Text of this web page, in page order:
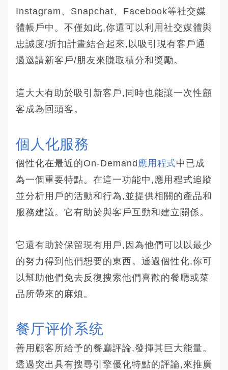
Instagram、Snapchat、Facebook等社交媒
體帳戶中。不僅如此,你還可以利用社交媒體與
忠誠度/折扣計畫結合起來,以吸引現有客戶通
過邀請新客戶/朋友來賺取積分和獎勵。
這大大有助於吸引新客戶,同時也能讓一次性顧
客成為回頭客。
個人化服務
個性化在最近的On-Demand 應用程式中已成
為一個重要特點。在這一功能中,應用程式追蹤
並分析用戶的活動和行為,並提供相關的產品和
服務建議。它有助於與客戶互動和建立關係。
它還有助於保留現有用戶,因為他們可以以最少
的努力得到他們想要的東西。通過個性化,你可
以幫助他們免去反復搜索他們喜歡的餐廳或菜
品所帶來的麻煩。
餐厅评价系统
善用顧客所給予的餐廳評論,發揮其巨大能量。
透過突出具有搜尋引擎優化特點的評論,來推廣